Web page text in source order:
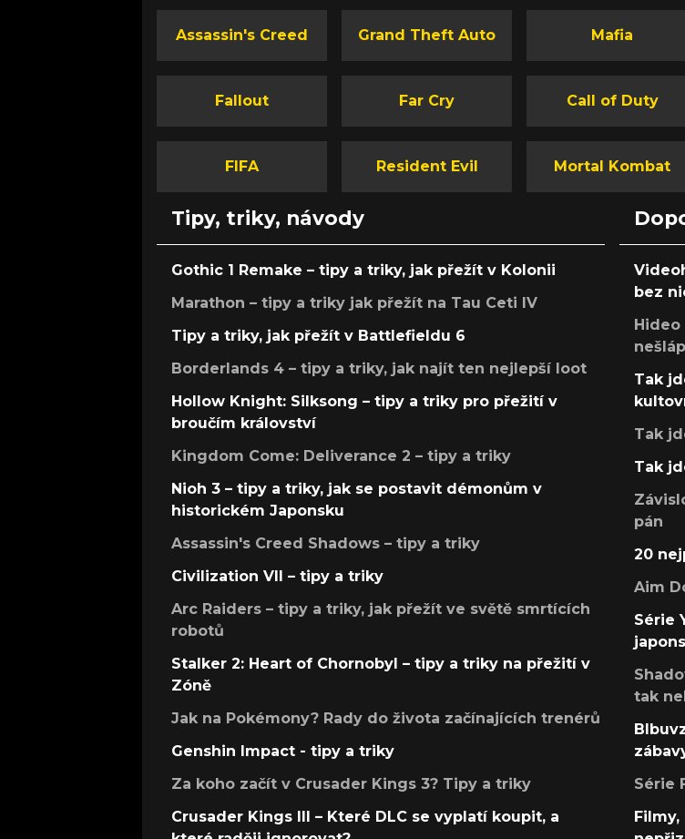
Pavel Dobrovský, Aleš Smutný, David Ryneš a
Petr Poláček se budou bavit o následujícím:
Assassin's Creed Grand Theft Auto Mafia
Fallout Far Cry Call of Duty
FIFA Resident Evil Mortal Kombat
Tipy, triky, návody
Gothic 1 Remake – tipy a triky, jak přežít v Kolonii
Marathon – tipy a triky jak přežít na Tau Ceti IV
Tipy a triky, jak přežít v Battlefieldu 6
Borderlands 4 – tipy a triky, jak najít ten nejlepší loot
Hollow Knight: Silksong – tipy a triky pro přežití v
broučím království
Kingdom Come: Deliverance 2 – tipy a triky
Nioh 3 – tipy a triky, jak se postavit démonům v
historickém Japonsku
Assassin's Creed Shadows – tipy a triky
Civilization VII – tipy a triky
Arc Raiders – tipy a triky, jak přežít ve světě smrtících
robotů
Stalker 2: Heart of Chornobyl – tipy a triky na přežití v
Zóně
Jak na Pokémony? Rady do života začínajících trenérů
Genshin Impact - tipy a triky
Za koho začít v Crusader Kings 3? Tipy a triky
Crusader Kings III – Které DLC se vyplatí koupit, a
bez
Tak
Tak
Tak
pán
20
Aim
Série
tak
Série